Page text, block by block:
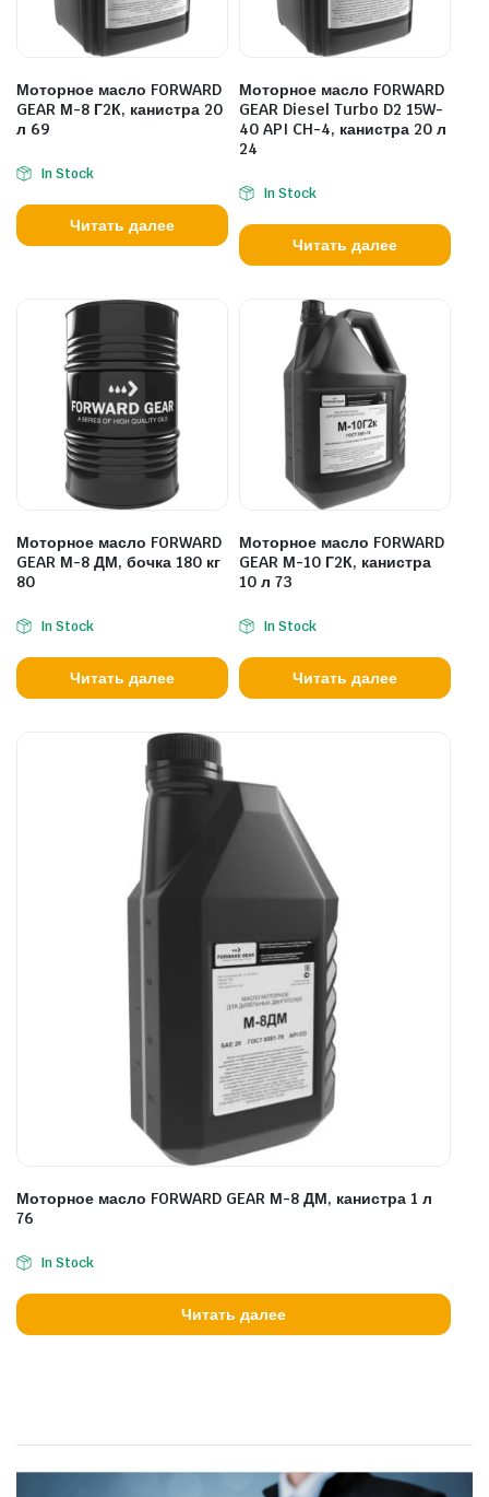
Моторное масло FORWARD
GEAR М-8 Г2К, канистра 20
л 69
In Stock
Читать далее
Моторное масло FORWARD
GEAR Diesel Turbo D2 15W-
40 API CH-4, канистра 20 л
24
In Stock
Читать далее
Моторное масло FORWARD
GEAR М-8 ДМ, бочка 180 кг
80
In Stock
Читать далее
Моторное масло FORWARD
GEAR М-10 Г2К, канистра
10 л 73
In Stock
Читать далее
Моторное масло FORWARD GEAR М-8 ДМ, канистра 1 л
76
In Stock
Читать далее